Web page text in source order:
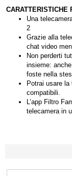
CARATTERISTICHE
Una
2
Grazie alla
chat video
Non perderti
insieme:
foste nella
Potrai usare
compatibili.
L’app Filtro
telecamera in